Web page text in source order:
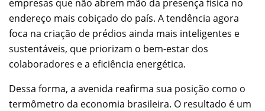
empresas que não abrem mão da presença física no
endereço mais cobiçado do país. A tendência agora
foca na criação de prédios ainda mais inteligentes e
sustentáveis, que priorizam o bem-estar dos
colaboradores e a eficiência energética.
Dessa forma, a avenida reafirma sua posição como o
termômetro da economia brasileira. O resultado é um